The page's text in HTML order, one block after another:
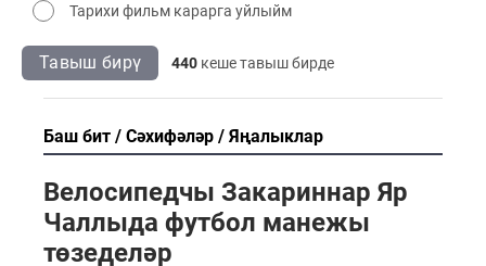
Тарихи фильм карарга уйлыйм
Тавыш бирү 440 кеше тавыш бирде
Баш бит Сәхифәләр Яңалыклар
Велосипедчы Закариннар Яр
Чаллыда футбол манежы
төзеделәр